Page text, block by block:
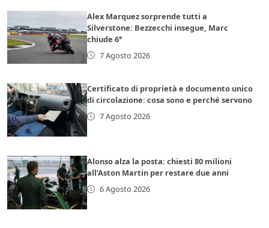
Alex Marquez sorprende tutti a
Silverstone: Bezzecchi insegue, Marc
chiude 6°
7 Agosto 2026
Certificato di proprietà e documento unico
di circolazione: cosa sono e perché servono
7 Agosto 2026
Alonso alza la posta: chiesti 80 milioni
all’Aston Martin per restare due anni
6 Agosto 2026